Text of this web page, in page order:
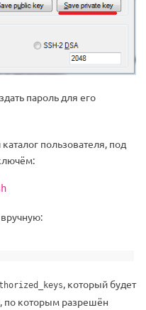
пароль для его
пользователя, под
, который будет
по которым разрешён